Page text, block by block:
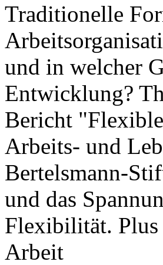
Traditionelle
und in welcher
Entwicklung?
Bericht
Arbeits- und
Bertelsmann-
und das
Flexibilität.
Arbeit